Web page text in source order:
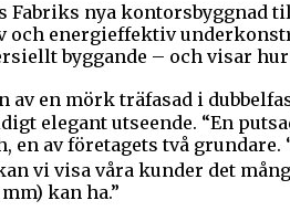
Fabriks nya
och energieffektiv
byggande – och visar
en mörk träfasad i
elegant utseende. “En
av företagets två
vi visa våra kunder det
kan ha.”